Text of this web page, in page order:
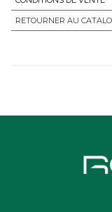
RETOURNER AU